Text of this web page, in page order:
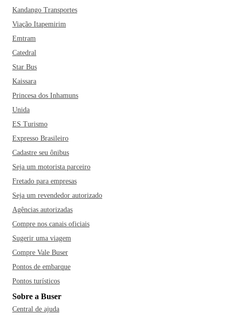
Kandango Transportes
Viação Itapemirim
Emtram
Catedral
Star Bus
Kaissara
Princesa dos Inhamuns
Unida
ES Turismo
Expresso Brasileiro
Cadastre seu ônibus
Seja um motorista parceiro
Fretado para empresas
Seja um revendedor autorizado
Agências autorizadas
Compre nos canais oficiais
Sugerir uma viagem
Compre Vale Buser
Pontos de embarque
Pontos turísticos
Sobre a Buser
Central de ajuda